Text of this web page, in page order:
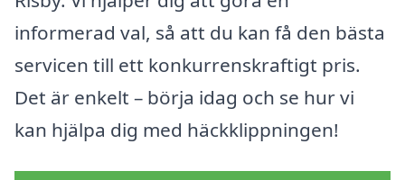
informerad val, så att du kan få den bästa
servicen till ett konkurrenskraftigt pris.
Det är enkelt – börja idag och se hur vi
kan hjälpa dig med häckklippningen!